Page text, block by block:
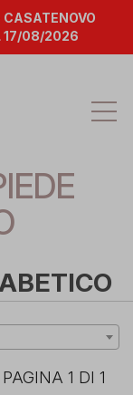
17/08/2026
PAGINA 1 DI 1